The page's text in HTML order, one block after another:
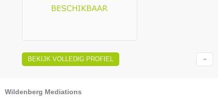
BEKIJK VOLLEDIG PROFIEL
Wildenberg Mediations